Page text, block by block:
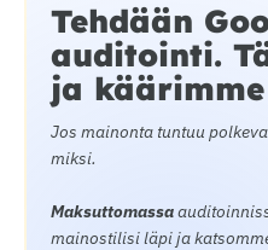
Tehdään
auditointi.
ja
Jos mainonta tuntuu
miksi.
Maksuttomassa
mainostilisi läpi ja